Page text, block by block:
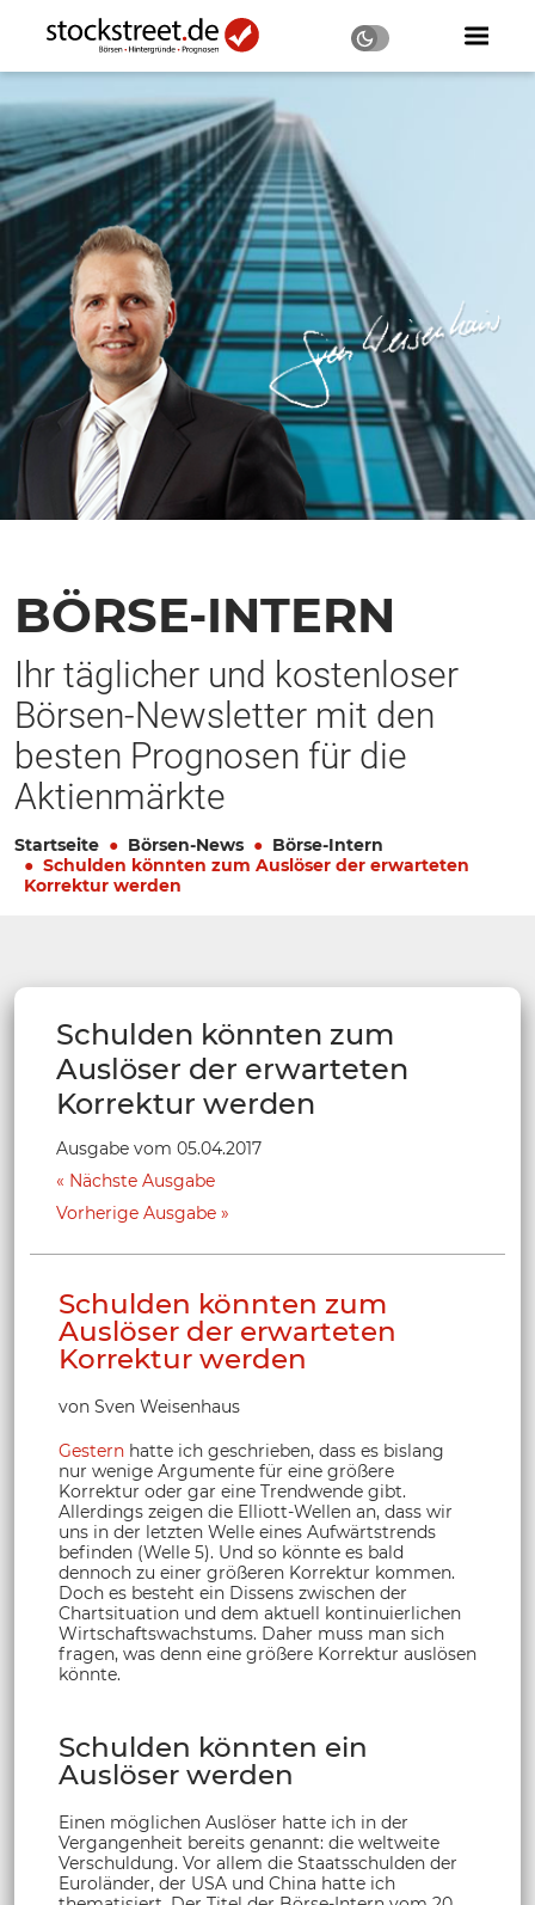
BÖRSE-INTERN
Ihr täglicher und kostenloser
Börsen-Newsletter mit den
besten Prognosen für die
Aktienmärkte
Startseite Börsen-News
Börse-Intern
Schulden könnten zum Auslöser der erwarteten
Korrektur werden
Schulden könnten zum
Auslöser der erwarteten
Korrektur werden
Ausgabe vom 05.04.2017
Nächste Ausgabe
Vorherige Ausgabe
Schulden könnten zum
Auslöser der erwarteten
Korrektur werden
von Sven Weisenhaus
Gestern hatte ich geschrieben, dass es bislang
nur wenige Argumente für eine größere
Korrektur oder gar eine Trendwende gibt.
Allerdings zeigen die Elliott-Wellen an, dass wir
uns in der letzten Welle eines Aufwärtstrends
befinden (Welle 5). Und so könnte es bald
dennoch zu einer größeren Korrektur kommen.
Doch es besteht ein Dissens zwischen der
Chartsituation und dem aktuell kontinuierlichen
Wirtschaftswachstums. Daher muss man sich
fragen, was denn eine größere Korrektur auslösen
könnte.
Schulden könnten ein
Auslöser werden
Einen möglichen Auslöser hatte ich in der
Vergangenheit bereits genannt: die weltweite
Verschuldung. Vor allem die Staatsschulden der
Euroländer, der USA und China hatte ich